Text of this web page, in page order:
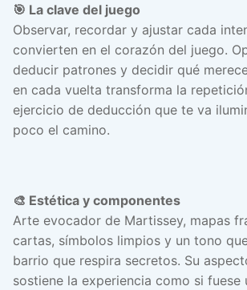
🎯 La clave del juego
Observar, recordar y ajustar cada
convierten en el corazón del juego.
deducir patrones y decidir qué
en cada vuelta transforma la
ejercicio de deducción que te va
poco el camino.
🎨 Estética y componentes
Arte evocador de Martissey, mapas
cartas, símbolos limpios y un tono
barrio que respira secretos. Su
sostiene la experiencia como si fuese